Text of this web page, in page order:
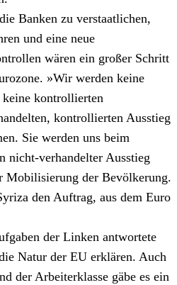
Banken zu verstaatlichen,
und eine neue
wären ein großer Schritt
»Wir werden keine
kontrollierten
kontrollierten Ausstieg
Sie werden uns beim
nicht-verhandelter Ausstieg
Mobilisierung der Bevölkerung.
den Auftrag, aus dem Euro
der Linken antwortete
Natur der EU erklären. Auch
der Arbeiterklasse gäbe es ein